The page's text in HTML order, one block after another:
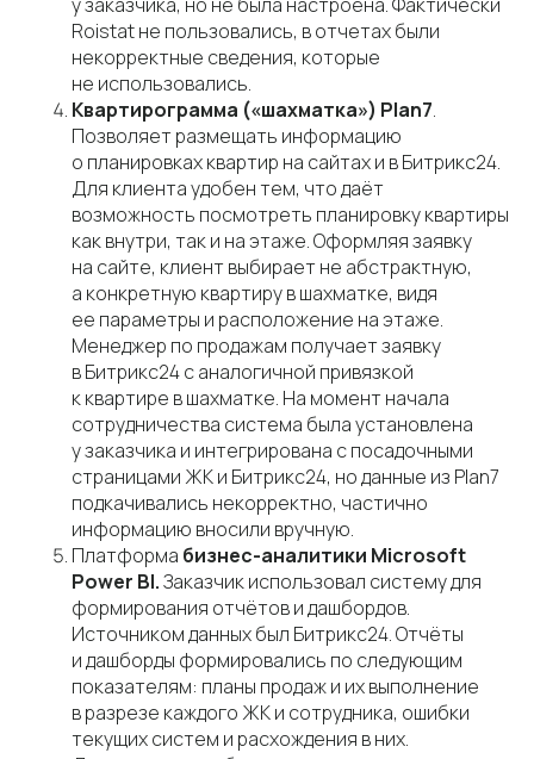
Roistat не пользовались, в отчетах были
некорректные сведения, которые
не использовались.
Квартирограмма («шахматка») Plan7.
Позволяет размещать информацию
о планировках квартир на сайтах и в Битрикс24.
Для клиента удобен тем, что даёт
возможность посмотреть планировку квартиры
как внутри, так и на этаже. Оформляя заявку
на сайте, клиент выбирает не абстрактную,
а конкретную квартиру в шахматке, видя
ее параметры и расположение на этаже.
Менеджер по продажам получает заявку
в Битрикс24 с аналогичной привязкой
к квартире в шахматке. На момент начала
сотрудничества система была установлена
у заказчика и интегрирована с посадочными
страницами ЖК и Битрикс24, но данные из Plan7
подкачивались некорректно, частично
информацию вносили вручную.
Платформа бизнес-аналитики Microsoft
Power BI.Заказчик использовал систему для
формирования отчётов и дашбордов.
Источником данных был Битрикс24. Отчёты
и дашборды формировались по следующим
показателям: планы продаж и их выполнение
в разрезе каждого ЖК и сотрудника, ошибки
текущих систем и расхождения в них.